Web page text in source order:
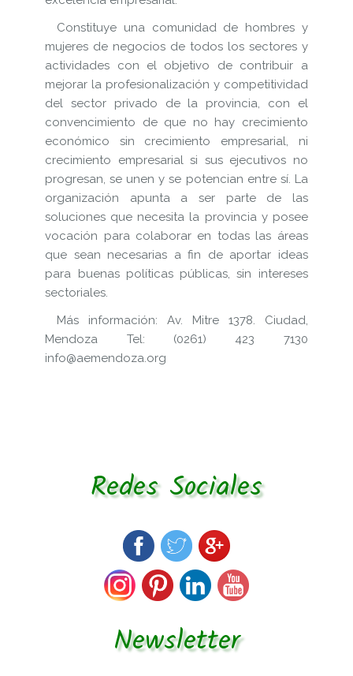
Constituye una comunidad de hombres y
mujeres de negocios de todos los sectores y
actividades con el objetivo de contribuir a
mejorar la profesionalización y competitividad
del sector privado de la provincia, con el
convencimiento de que no hay crecimiento
económico sin crecimiento empresarial, ni
crecimiento empresarial si sus ejecutivos no
progresan, se unen y se potencian entre sí. La
organización apunta a ser parte de las
soluciones que necesita la provincia y posee
vocación para colaborar en todas las áreas
que sean necesarias a fin de aportar ideas
para buenas políticas públicas, sin intereses
sectoriales.
Más información: Av. Mitre 1378. Ciudad,
Mendoza Tel: (0261) 423 7130
info@aemendoza.org
Redes Sociales
Newsletter